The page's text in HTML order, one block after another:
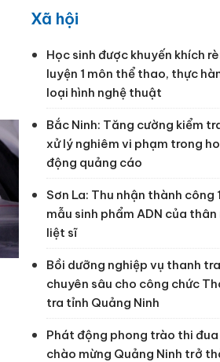
Xã hội
Học sinh được khuyến khích
luyện 1 môn thể thao, thực
loại hình nghệ thuật
Bắc Ninh: Tăng cường kiểm
xử lý nghiêm vi phạm trong
động quảng cáo
Sơn La: Thu nhận thành công
mẫu sinh phẩm ADN của thân
liệt sĩ
Bồi dưỡng nghiệp vụ thanh tra
chuyên sâu cho công chức
tra tỉnh Quảng Ninh
Phát động phong trào thi đua
chào mừng Quảng Ninh trở